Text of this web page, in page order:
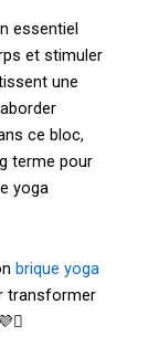
essentiel
et stimuler
une
ce bloc,
terme pour
yoga
brique yoga
transformer